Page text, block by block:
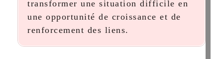
transformer une situation difficile en
une opportunité de croissance et de
renforcement des liens.